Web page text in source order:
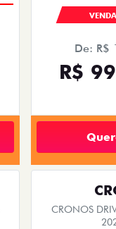
De: R$
R$
CRONOS